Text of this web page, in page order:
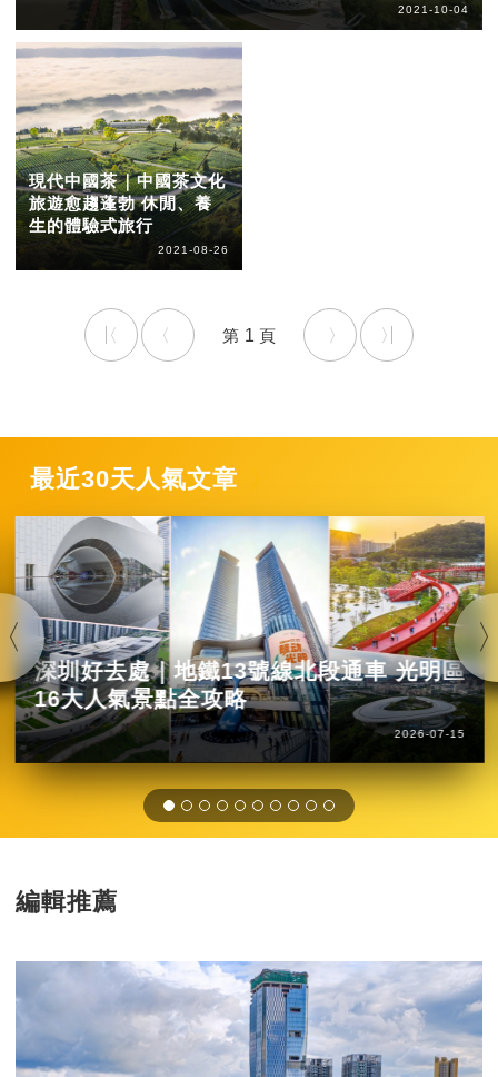
2021-10-04
現代中國茶｜中國茶文化
旅遊愈趨蓬勃 休閒、養
生的體驗式旅行
2021-08-26
1
最近30天人氣文章
深圳好去處｜地鐵13號線北段通車 光明區
16大人氣景點全攻略
2026-07-15
編輯推薦